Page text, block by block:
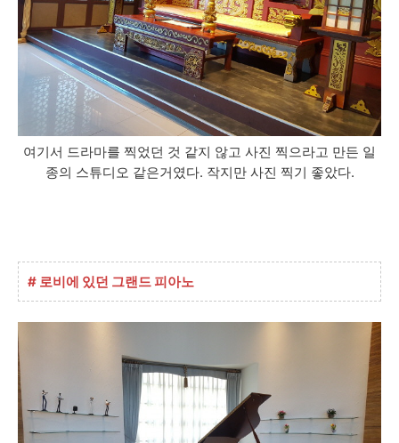
여기서 드라마를 찍었던 것 같지 않고 사진 찍으라고 만든 일
종의 스튜디오 같은거였다. 작지만 사진 찍기 좋았다.
# 로비에 있던 그랜드 피아노